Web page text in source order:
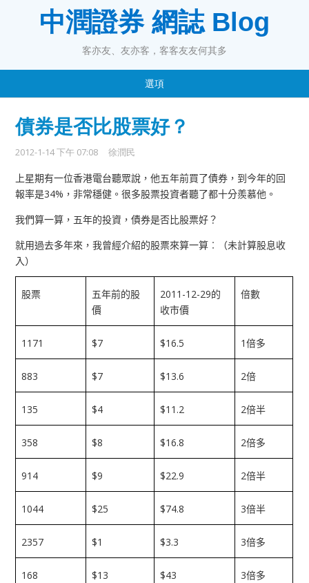
中潤證券 網誌 Blog
客亦友、友亦客，客客友友何其多
選項
債券是否比股票好？
2012-1-14 下午 07:08 徐潤民
上星期有一位香港電台聽眾說，他五年前買了債券，到今年的回
報率是34% ，非常穩健。很多股票投資者聽了都十分羨慕他。
我們算一算，五年的投資，債券是否比股票好？
就用過去多年來，我曾經介紹的股票來算一算︰（未計算股息收
入）
股票
五年前的股
價
2011-12-29的
收市價
倍數
1171 $7 $16.5 1 倍多
883 $7 $13.6 2倍
135 $4 $11.2 2倍半
358 $8 $16.8 2倍多
914 $9 $22.9 2倍半
1044 $25 $74.8 3倍半
2357 $1 $3.3 3倍多
168 $13 $43 3倍多